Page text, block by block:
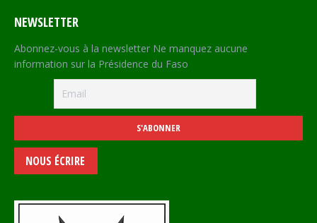
NEWSLETTER
Abonnez-vous à la newsletter Ne manquez aucune
information sur la Présidence du Faso
NOUS ÉCRIRE